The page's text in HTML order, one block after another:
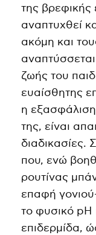
της βρεφικής
αναπτυχθεί
ακόμη και
ζωής του
ευαίσθητης
η
της, είναι
διαδικασίες.
που, ενώ
ρουτίνας
επαφή
το φυσικό pH
επιδερμίδα,